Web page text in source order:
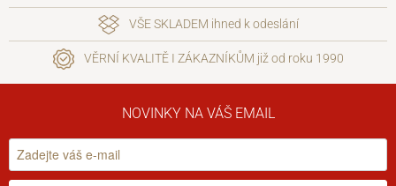
VŠE SKLADEM ihned k odeslání
VĚRNÍ KVALITĚ I ZÁKAZNÍKŮM již od roku 1990
NOVINKY NA VÁŠ EMAIL